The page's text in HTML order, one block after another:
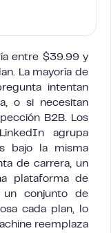
entre $39.99 y
La mayoría de
intentan
o si necesitan
B2B. Los
agrupa
bajo la misma
de carrera, un
plataforma de
un conjunto de
cada plan, lo
reemplaza